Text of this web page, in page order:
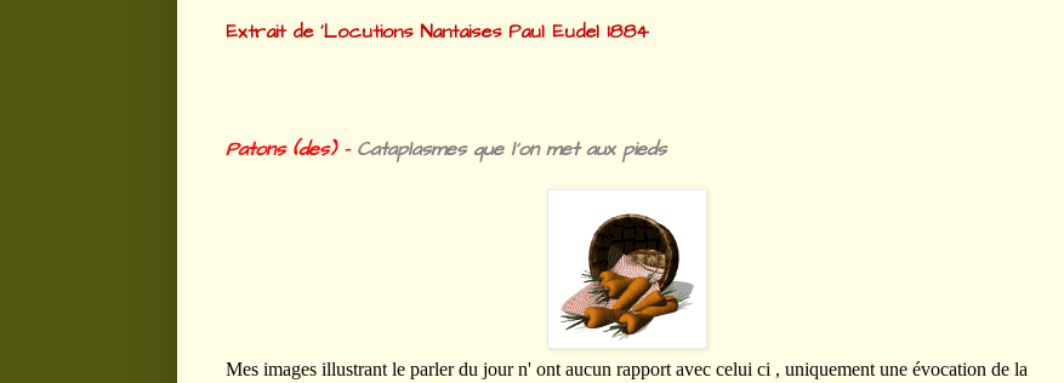
Extrait de 'Locutions Nantaises Paul Eudel 1884
Patons (des) - Cataplasmes que l'on met aux pieds
Mes images illustrant le parler du jour n' ont aucun rapport avec celui ci , uniquement une évocation de la